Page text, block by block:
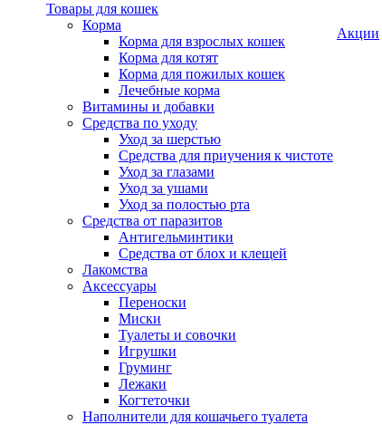
Товары для кошек
Корма
Корма для взрослых кошек
Корма для котят
Корма для пожилых кошек
Лечебные корма
Витамины и добавки
Средства по уходу
Уход за шерстью
Средства для приучения к чистоте
Уход за глазами
Уход за ушами
Уход за полостью рта
Средства от паразитов
Антигельминтики
Средства от блох и клещей
Лакомства
Аксессуары
Переноски
Миски
Туалеты и совочки
Игрушки
Груминг
Лежаки
Когтеточки
Наполнители для кошачьего туалета
Акции